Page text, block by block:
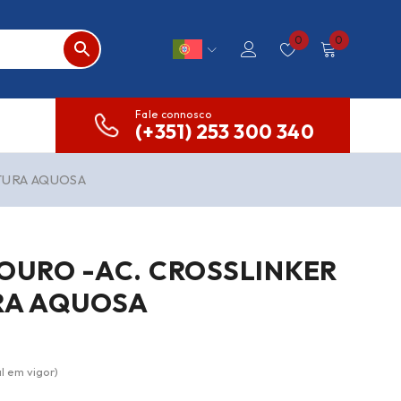
0 0
Fale connosco
(+351) 253 300 340
AQUOSA
-AC. CROSSLINKER
AQUOSA
em vigor)